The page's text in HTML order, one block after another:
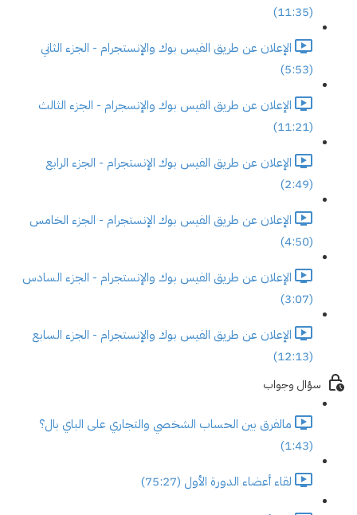
(11:35)
الإعلان عن طريق الفيس بوك والإنستجرام - الجزء الثاني
(5:53)
الإعلان عن طريق الفيس بوك والإنسجرام - الجزء الثالث
(11:21)
الإعلان عن طريق الفيس بوك الإنستجرام - الجزء الرابع
(2:49)
الإعلان عن طريق الفيس بوك الإنستجرام - الجزء الخامس
(4:50)
الإعلان عن طريق الفيس بوك والإنستجرام - الجزء السادس
(3:07)
الإعلان عن طريق الفيس بوك والإنستجرام - الجزء السابع
(12:13)
سؤال وجواب
مالفرق بين الحساب الشخصي والتجاري على الباي بال؟
(1:43)
لقاء أعضاء الدورة الأول (75:27)